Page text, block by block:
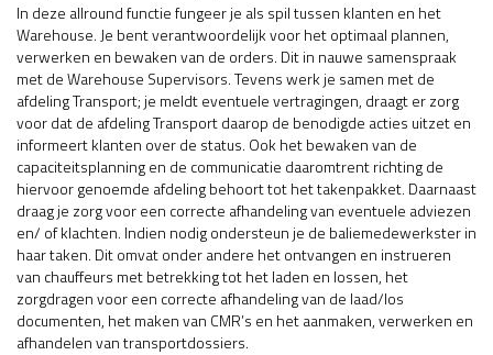
In deze allround functie fungeer je als spil tussen klanten en het
Warehouse. Je bent verantwoordelijk voor het optimaal plannen,
verwerken en bewaken van de orders. Dit in nauwe samenspraak
met de Warehouse Supervisors. Tevens werk je samen met de
afdeling Transport; je meldt eventuele vertragingen, draagt er zorg
voor dat de afdeling Transport daarop de benodigde acties uitzet en
informeert klanten over de status. Ook het bewaken van de
capaciteitsplanning en de communicatie daaromtrent richting de
hiervoor genoemde afdeling behoort tot het takenpakket. Daarnaast
draag je zorg voor een correcte afhandeling van eventuele adviezen
en/ of klachten. Indien nodig ondersteun je de baliemedewerkster in
haar taken. Dit omvat onder andere het ontvangen en instrueren
van chauffeurs met betrekking tot het laden en lossen, het
zorgdragen voor een correcte afhandeling van de laad/los
documenten, het maken van CMR’s en het aanmaken, verwerken en
afhandelen van transportdossiers.